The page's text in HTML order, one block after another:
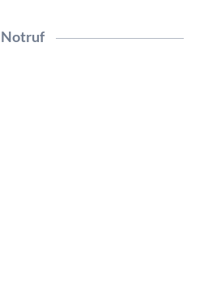
Notruf